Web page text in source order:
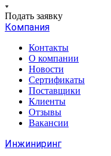
Подать заявку
Компания
Контакты
О компании
Новости
Сертификаты
Поставщики
Клиенты
Отзывы
Вакансии
Инжиниринг